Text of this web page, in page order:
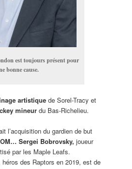
est toujours présent pour
bonne cause.
artistiquede Sorel-Tracy et
mineurdu Bas-Richelieu.
l’acquisition du gardien de but
Sergei Bobrovsky, joueur
par les Maple Leafs.
héros des Raptors en 2019, est de